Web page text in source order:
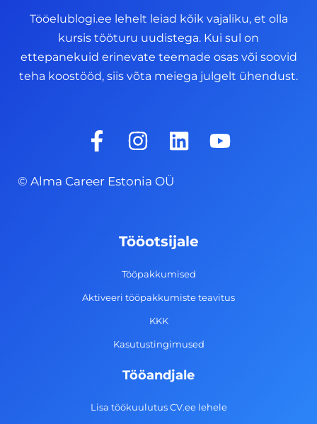
Tööelublogi.ee lehelt leiad kõik vajaliku, et olla
kursis tööturu uudistega. Kui sul on
ettepanekuid erinevate teemade osas või soovid
teha koostööd, siis võta meiega julgelt ühendust.
F
a
e
-
I
n
s
t
g
a
m
L
i
d
n
Y
o
© Alma Career Estonia OÜ
Tööotsijale
Tööpakkumised
Aktiveeri tööpakkumiste teavitus
KKK
Kasutustingimused
Tööandjale
Lisa töökuulutus CV.ee lehele